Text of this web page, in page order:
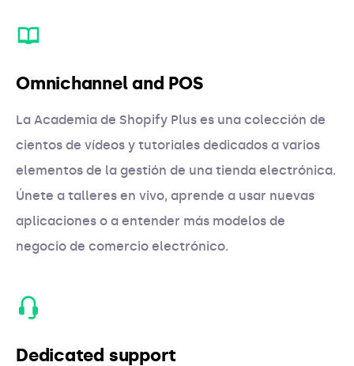
Omnichannel and POS
La Academia de Shopify Plus es una colección de
cientos de vídeos y tutoriales dedicados a varios
elementos de la gestión de una tienda electrónica.
Únete a talleres en vivo, aprende a usar nuevas
aplicaciones o a entender más modelos de
negocio de comercio electrónico.
Dedicated support